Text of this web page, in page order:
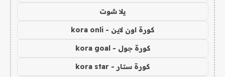
يلا شوت
كورة اون لاين - kora onli
كورة جول - kora goal
كورة ستار - kora star